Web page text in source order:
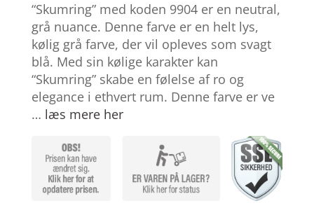
ud af 5
baseret
på
kundebedø
mmelser
“Skumring” med koden 9904 er en neutral,
grå nuance. Denne farve er en helt lys,
kølig grå farve, der vil opleves som svagt
blå. Med sin kølige karakter kan
“Skumring” skabe en følelse af ro og
elegance i ethvert rum. Denne farve er ve
… læs mere her